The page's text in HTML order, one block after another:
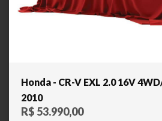
Honda - CR-V EXL 2.0 16V
2010
R$ 53.990,00